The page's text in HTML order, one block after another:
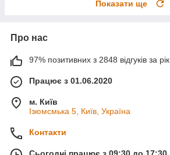
Показати ще
Про нас
97% позитивних з 2848 відгуків за рік
Працює з 01.06.2020
м. Київ
Ізюмсмька 5, Київ, Україна
Контакти